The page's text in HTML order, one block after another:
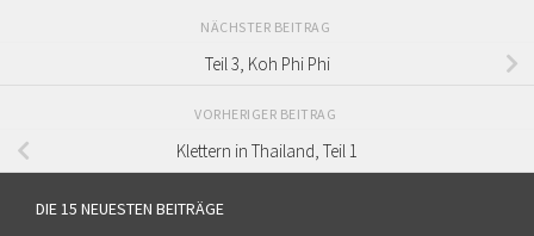
NÄCHSTER BEITRAG
Teil 3, Koh Phi Phi
VORHERIGER BEITRAG
Klettern in Thailand, Teil 1
DIE 15 NEUESTEN BEITRÄGE